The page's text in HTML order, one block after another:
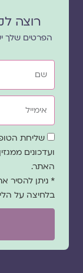
רוצה
הפרטים שלך
שם
אימייל
שדה
הסכמה
שליחת הטופס
ועדכונים
האתר.
* ניתן להסיר
בלחיצה על